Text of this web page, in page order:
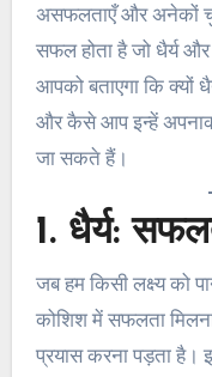
असफलताएँ और अनेकों
सफल होता है जो धैर्य
आपको बताएगा कि क्यों
और कैसे आप इन्हें
जा सकते हैं।
1. धैर्य:
जब हम किसी लक्ष्य को
कोशिश में सफलता
प्रयास करना पड़ता है।